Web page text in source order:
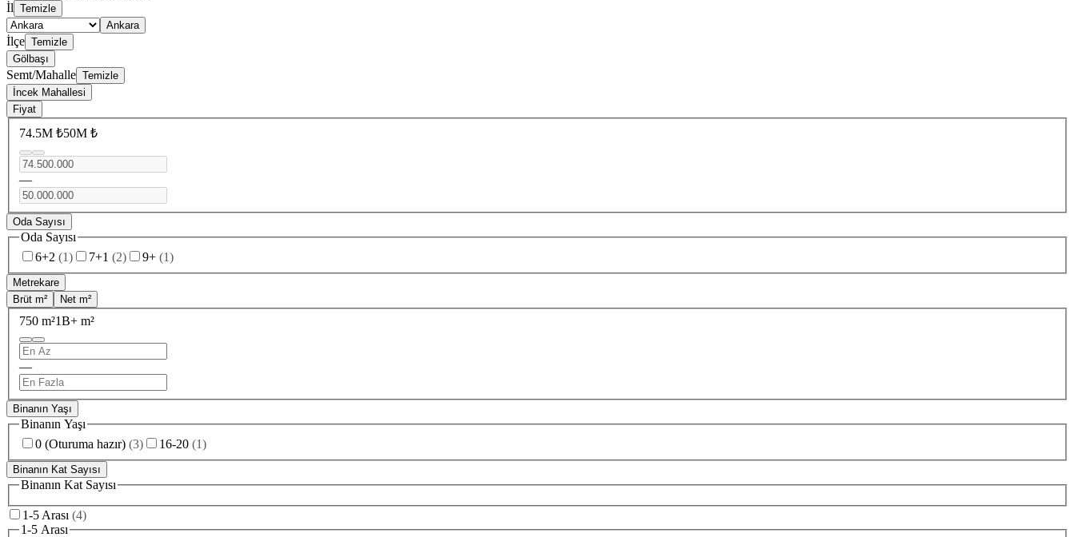
İl Temizle
Ankara
İlçe Temizle
Gölbaşı
Semt/Mahalle Temizle
İncek Mahallesi
Fiyat
74.5M ₺50M ₺
—
Oda Sayısı
Oda Sayısı
6+2 (1) 7+1 (2) 9+ (1)
Metrekare
Brüt m²
Net m²
750 m²1B+ m²
—
Binanın Yaşı
Binanın Yaşı
0 (Oturuma hazır) (3) 16-20 (1)
Binanın Kat Sayısı
Binanın Kat Sayısı
1-5 Arası (4)
1-5 Arası